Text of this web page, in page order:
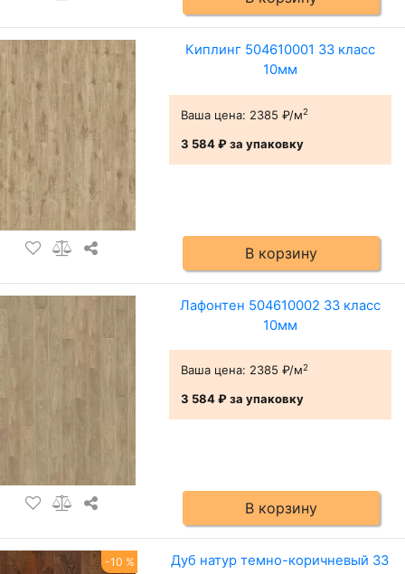
Киплинг 504610001 33 класс
10мм
Ваша цена: 2385 ₽/м2
3 584 ₽за упаковку
В корзину
Лафонтен 504610002 33 класс
10мм
Ваша цена: 2385 ₽/м2
3 584 ₽за упаковку
В корзину
-10 %
Дуб натур темно-коричневый 33